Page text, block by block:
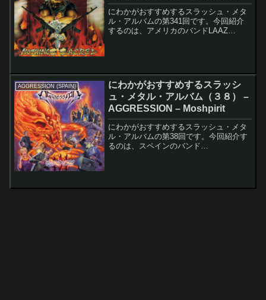
Sacred
にわかがおすすめするスラッシュ・メタ
ル・アルバムの第341回です。今回紹介
するのは、アメリカのバンドLAAZ
AGGRESSION (SPAIN)
にわかがおすすめするスラッシ
ュ・メタル・アルバム（３８） –
AGGRESSION – Moshpirit
にわかがおすすめするスラッシュ・メタ
ル・アルバムの第38回です。今回紹介す
るのは、スペインのバンド